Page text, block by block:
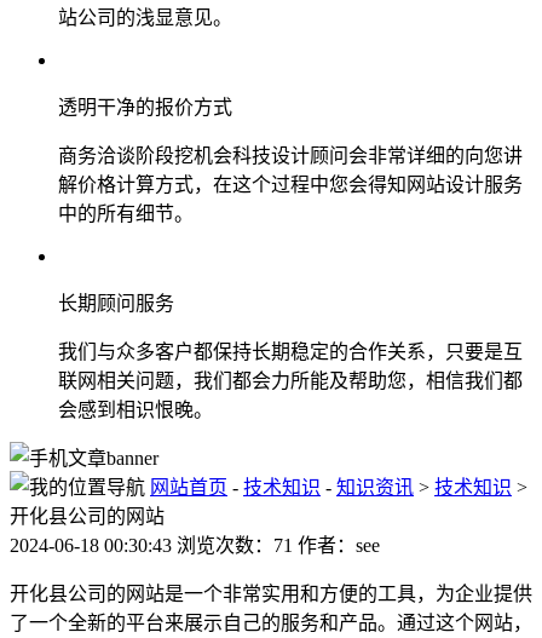
站公司的浅显意见。
透明干净的报价方式
商务洽谈阶段挖机会科技设计顾问会非常详细的向您讲
解价格计算方式，在这个过程中您会得知网站设计服务
中的所有细节。
长期顾问服务
我们与众多客户都保持长期稳定的合作关系，只要是互
联网相关问题，我们都会力所能及帮助您，相信我们都
会感到相识恨晚。
网站首页 - 技术知识 - 知识资讯 > 技术知识 >
开化县公司的网站
2024-06-18 00:30:43 浏览次数：71 作者：see
开化县公司的网站是一个非常实用和方便的工具，为企业提供
了一个全新的平台来展示自己的服务和产品。通过这个网站，